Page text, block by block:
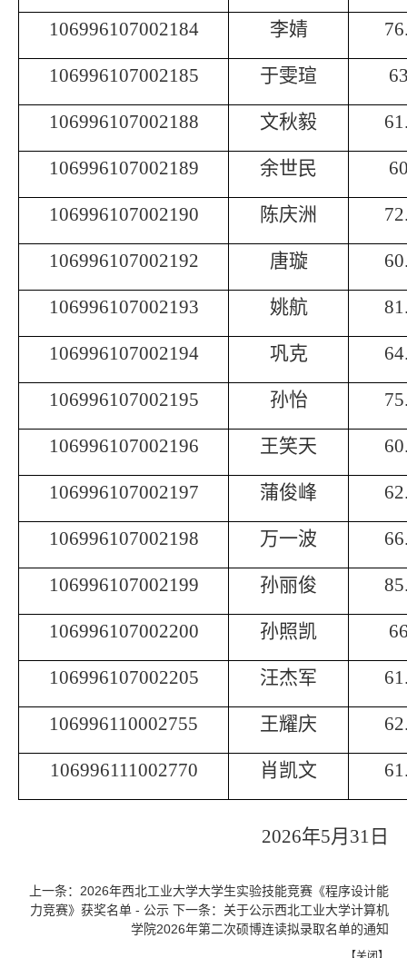
106996107002184 李婧
106996107002185 于雯瑄
106996107002188 文秋毅
106996107002189 余世民
106996107002190 陈庆洲
106996107002192 唐璇
106996107002193 姚航
106996107002194 巩克
106996107002195 孙怡
106996107002196 王笑天
106996107002197 蒲俊峰
106996107002198 万一波
106996107002199 孙丽俊
106996107002200 孙照凯
106996107002205 汪杰军
106996110002755 王耀庆
106996111002770 肖凯文
2026年5月 31 日
上一条： 2026年西北工业大学大学生实验技能竞赛《程序设计能
力竞赛》获奖名单 - 公示 下一条： 关于公示西北工业大学计算机
学院2026年第二次硕博连读拟录取名单的通知